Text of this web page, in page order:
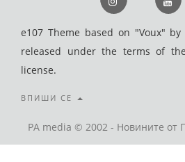
e107 Theme based on "Voux"
released under the terms of
license.
ВПИШИ СЕ
PA media © 2002 - Новините от